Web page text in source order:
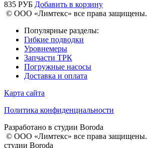
835 РУБ Добавить в корзину
© ООО «Лимтекс» все права защищены.
Популярные разделы:
Гибкие подводки
Уровнемеры
Запчасти ТРК
Погружные насосы
Доставка и оплата
Карта сайта
Политика конфиденциальности
Разработано в студии Boroda
© ООО «Лимтекс» все права защищены.
студии Boroda